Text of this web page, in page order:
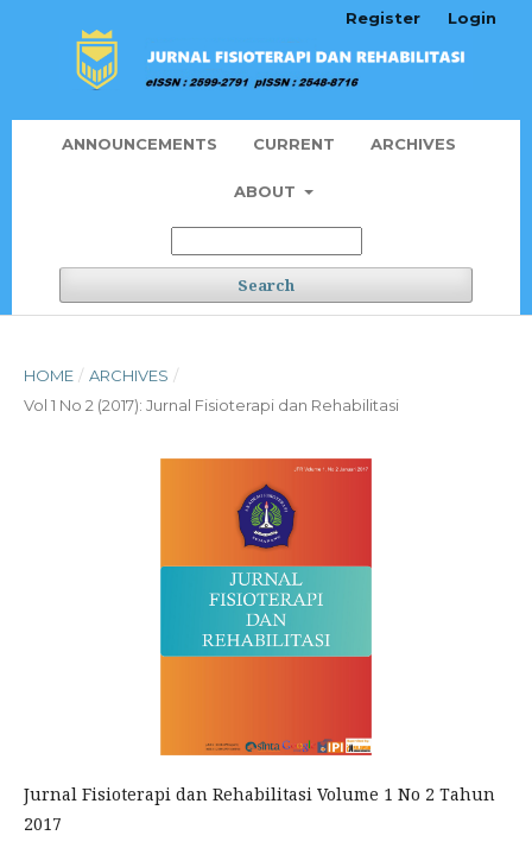
ANNOUNCEMENTS CURRENT ARCHIVES
ABOUT
Search
Register Login
HOME / ARCHIVES /
Vol 1 No 2 (2017): Jurnal Fisioterapi dan Rehabilitasi
Jurnal Fisioterapi dan Rehabilitasi Volume 1 No 2 Tahun
2017